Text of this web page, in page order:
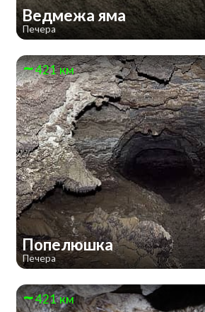
Ведмежа яма
Печера
421 км
Попелюшка
Печера
421 км